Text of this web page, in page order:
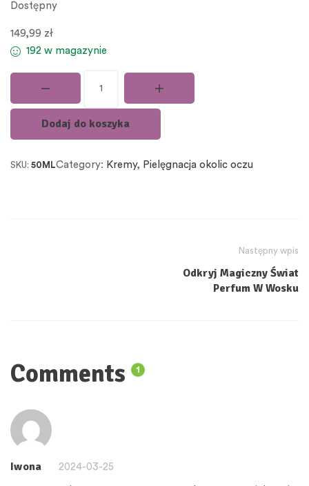
Dostępny
149,99 zł
192 w magazynie
Dodaj do koszyka
SKU: 50MLCategory: Kremy, Pielęgnacja okolic oczu
Następny wpis
Odkryj Magiczny Świat
Perfum W Wosku
Comments 1
Iwona 2024-03-25